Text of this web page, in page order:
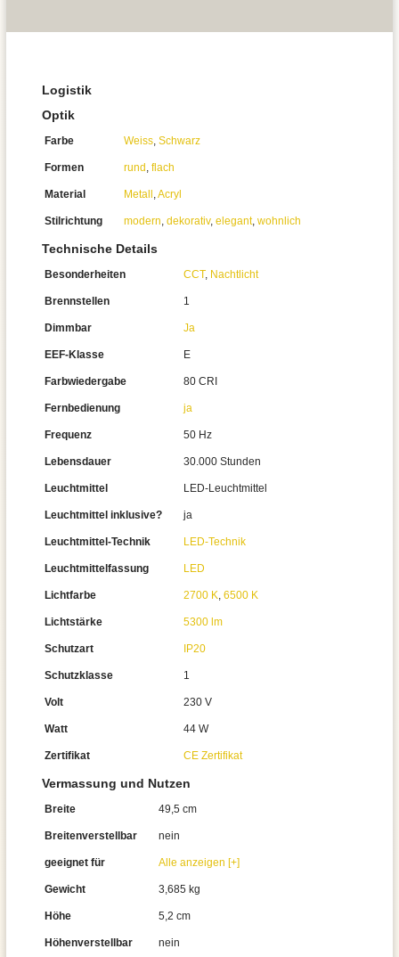
Logistik
Optik
Farbe Weiss, Schwarz
Formen rund , flach
Material Metall ,Acryl
Stilrichtung modern, dekorativ, elegant, wohnlich
Technische Details
Besonderheiten CCT, Nachtlicht
Brennstellen 1
Dimmbar Ja
EEF-Klasse E
Farbwiedergabe 80 CRI
Fernbedienung ja
Frequenz 50 Hz
Lebensdauer 30.000 Stunden
Leuchtmittel LED-Leuchtmittel
Leuchtmittel inklusive? ja
Leuchtmittel-Technik LED-Technik
Leuchtmittelfassung LED
Lichtfarbe 2700 K, 6500 K
Lichtstärke 5300 lm
Schutzart IP20
Schutzklasse 1
Volt 230 V
Watt 44 W
Zertifikat CE Zertifikat
Vermassung und Nutzen
Breite 49,5 cm
Breitenverstellbar nein
geeignet für Alle anzeigen [+]
Gewicht 3,685 kg
Höhe 5,2 cm
Höhenverstellbar nein